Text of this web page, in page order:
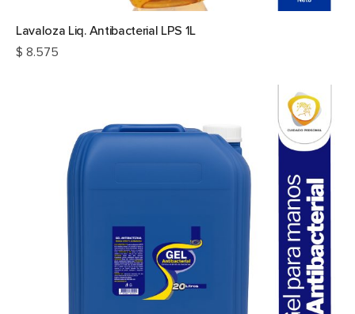
Lavaloza Liq. Antibacterial LPS 1L
$ 8.575